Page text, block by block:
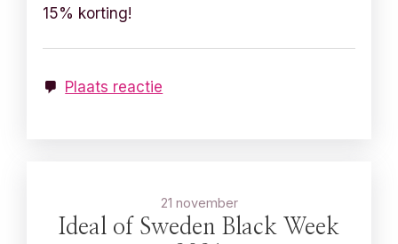
15% korting!
Plaats reactie
21 november
Ideal of Sweden Black Week